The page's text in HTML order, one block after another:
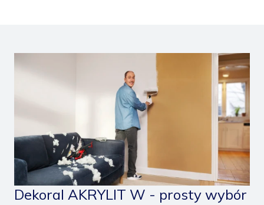
Dekoral AKRYLIT W - prosty wybór